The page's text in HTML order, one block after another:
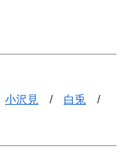
小沢見 / 白兎 /